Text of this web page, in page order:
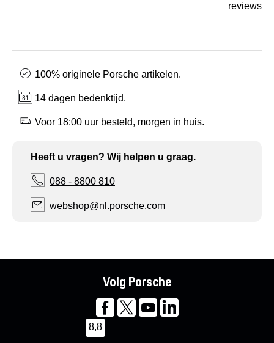
reviews
100% originele Porsche artikelen.
14 dagen bedenktijd.
Voor 18:00 uur besteld, morgen in huis.
Heeft u vragen? Wij helpen u graag.
088 - 8800 810
webshop@nl.porsche.com
Volg Porsche
8,8